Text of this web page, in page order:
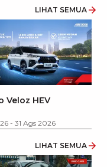
LIHAT SEMUA
Veloz HEV
- 31 Ags 2026
LIHAT SEMUA